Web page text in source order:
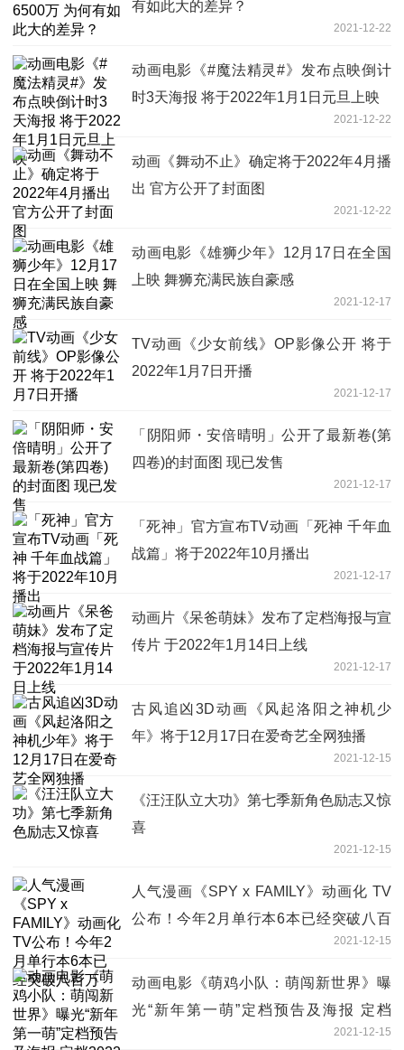
有如此大的差异？
2021-12-22
动画电影《#魔法精灵#》发布点映倒计
时3天海报 将于2022年1月1日元旦上映
2021-12-22
动画《舞动不止》确定将于2022年4月播
出 官方公开了封面图
2021-12-22
动画电影《雄狮少年》12月17日在全国
上映 舞狮充满民族自豪感
2021-12-17
TV动画《少女前线》OP影像公开 将于
2022年1月7日开播
2021-12-17
「阴阳师・安倍晴明」公开了最新卷(第
四卷)的封面图 现已发售
2021-12-17
「死神」官方宣布TV动画「死神 千年血
战篇」将于2022年10月播出
2021-12-17
动画片《呆爸萌妹》发布了定档海报与宣
传片 于2022年1月14日上线
2021-12-17
古风追凶3D动画《风起洛阳之神机少
年》将于12月17日在爱奇艺全网独播
2021-12-15
《汪汪队立大功》第七季新角色励志又惊
喜
2021-12-15
人气漫画《SPY x FAMILY》动画化 TV
公布！今年2月单行本6本已经突破八百
2021-12-15
动画电影《萌鸡小队：萌闯新世界》曝
光“新年第一萌”定档预告及海报 定档
2021-12-15